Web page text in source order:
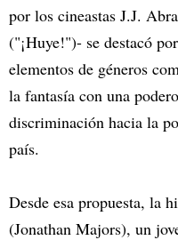
por los cineastas J.J.
("¡Huye!")- se destacó
elementos de géneros
la fantasía con una
discriminación hacia la
país.
Desde esa propuesta, la
(Jonathan Majors), un